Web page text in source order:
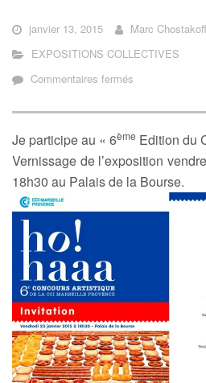
janvier 13, 2015
Marc Chostakoff
EXPOSITIONS COLLECTIVES
Commentaires fermés
6ème
du
Concours
artistique
Je participe au « 6ème Edition du
Vernissage de l’exposition
18h30 au Palais de la Bourse.